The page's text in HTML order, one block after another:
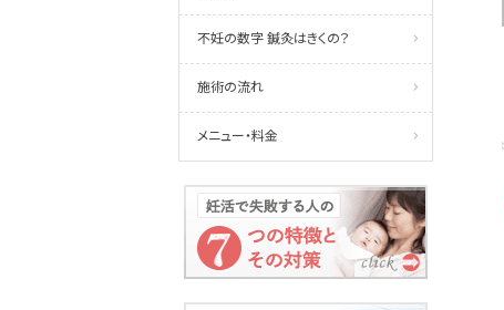
不妊の数字 鍼灸はきくの？
施術の流れ
メニュー・料金